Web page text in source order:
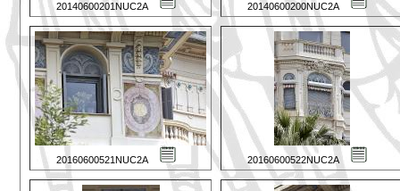
20140600201NUC2A 20140600200NUC2A
20160600521NUC2A 20160600522NUC2A